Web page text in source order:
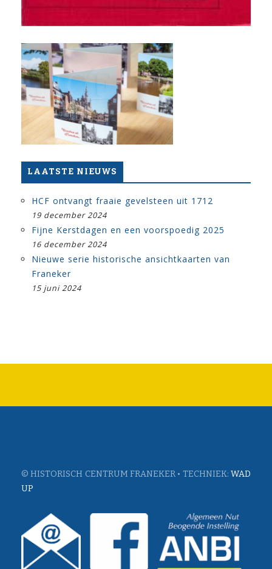
LAATSTE NIEUWS
HCF ontvangt fraaie gevelsteen uit 1712
19 december 2024
Fijne Kerstdagen en een voorspoedig 2025
16 december 2024
Nieuwe serie historische ansichtkaarten van
Franeker
15 juni 2024
© HISTORISCH CENTRUM FRANEKER • TECHNIEK: WAD
UP